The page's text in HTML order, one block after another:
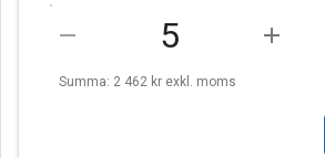
remove add
Summa: 2 462 kr exkl. moms